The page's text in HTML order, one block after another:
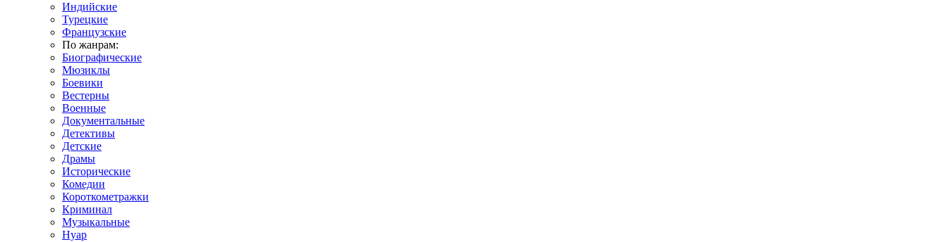
Индийские
Турецкие
Французские
По жанрам:
Биографические
Мюзиклы
Боевики
Вестерны
Военные
Документальные
Детективы
Детские
Драмы
Исторические
Комедии
Короткометражки
Криминал
Музыкальные
Нуар